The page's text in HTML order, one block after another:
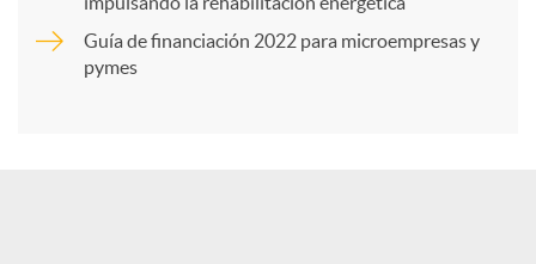
Guía de financiación 2022 para microempresas y
pymes